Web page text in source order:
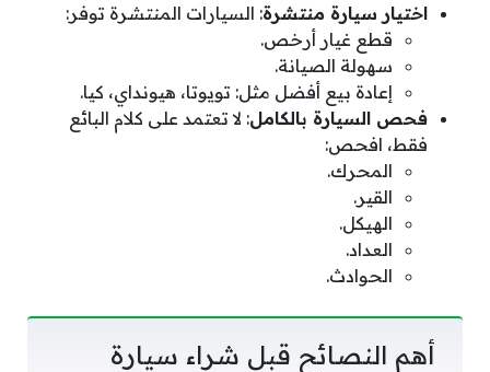
اختيار سيارة منتشرة: السيارات المنتشرة توفر:
قطع غيار أرخص.
سهولة الصيانة.
إعادة بيع أفضل مثل: تويوتا، هيونداي، كيا.
فحص السيارة بالكامل: لا تعتمد على كلام البائع
فقط، افحص:
المحرك.
القير.
الهيكل.
العداد.
الحوادث.
أهم النصائح قبل شراء سيارة